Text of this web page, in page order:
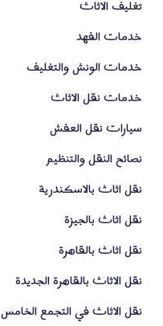
تغليف الاثاث
خدمات الفهد
خدمات الونش والتغليف
خدمات نقل الاثاث
سيارات نقل العفش
نصائح النقل والتنظيم
نقل اثاث بالاسكندرية
نقل اثاث بالجيزة
نقل اثاث بالقاهرة
نقل الاثاث بالقاهرة الجديدة
نقل الاثاث في التجمع الخامس